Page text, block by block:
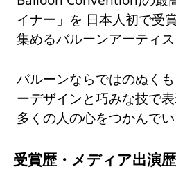
イナー」を 日本人初で受
集めるバルーンアーティス
バルーンならではのぬく
ーデザインと巧みな技で表
多くの人の心をつかんでい
受賞歴・メディア出演歴